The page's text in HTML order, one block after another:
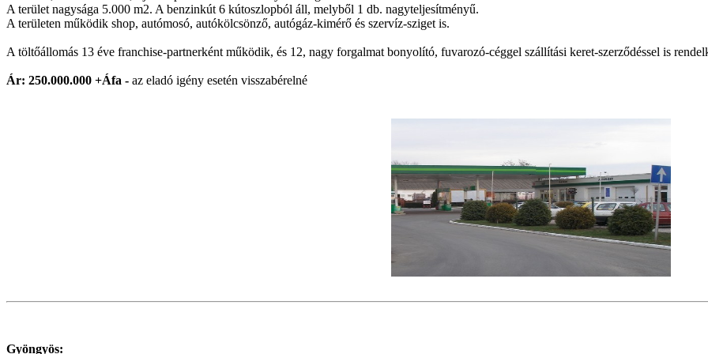
A terület nagysága 5.000 m2. A benzinkút 6 kútoszlopból áll, melyből 1 db. nagyteljesítményű.
A területen működik shop, autómosó, autókölcsönző, autógáz-kimérő és szervíz-sziget is.
A töltőállomás 13 éve franchise-partnerként működik, és 12, nagy forgalmat bonyolító, fuvarozó-céggel szállítási keret-szerződéssel is
Ár: 250.000.000 +Áfa - az eladó igény esetén visszabérelné
Gyöngyös: